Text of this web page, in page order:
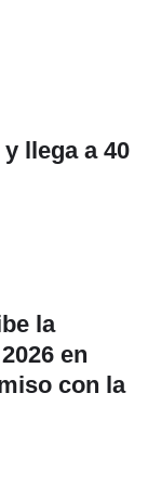
llega a 40
la
en
con la